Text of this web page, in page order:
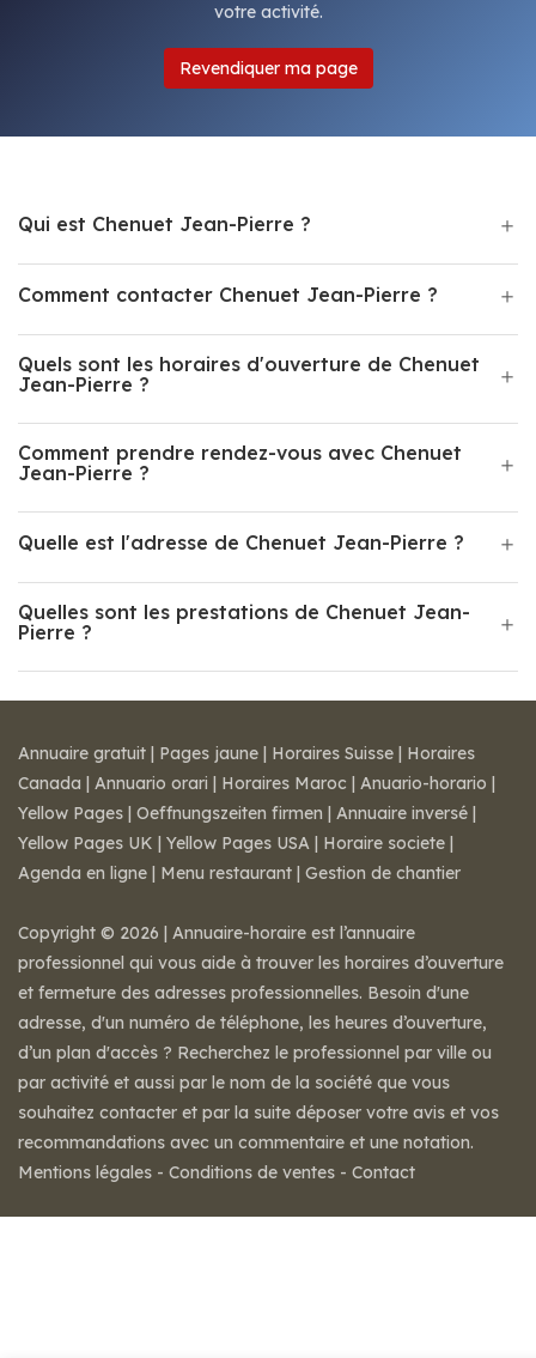
votre activité.
Revendiquer ma page
Qui est Chenuet Jean-Pierre ?
Comment contacter Chenuet Jean-Pierre ?
Quels sont les horaires d'ouverture de Chenuet
Jean-Pierre ?
Comment prendre rendez-vous avec Chenuet
Jean-Pierre ?
Quelle est l'adresse de Chenuet Jean-Pierre ?
Quelles sont les prestations de Chenuet Jean-
Pierre ?
Annuaire gratuit | Pages jaune | Horaires Suisse | Horaires
Canada | Annuario orari | Horaires Maroc | Anuario-horario |
Yellow Pages | Oeffnungszeiten firmen | Annuaire inversé |
Yellow Pages UK | Yellow Pages USA | Horaire societe |
Agenda en ligne | Menu restaurant | Gestion de chantier
Copyright © 2026 | Annuaire-horaire est l’annuaire
professionnel qui vous aide à trouver les horaires d’ouverture
et fermeture des adresses professionnelles. Besoin d'une
adresse, d'un numéro de téléphone, les heures d’ouverture,
d’un plan d'accès ? Recherchez le professionnel par ville ou
par activité et aussi par le nom de la société que vous
souhaitez contacter et par la suite déposer votre avis et vos
recommandations avec un commentaire et une notation.
Mentions légales - Conditions de ventes - Contact